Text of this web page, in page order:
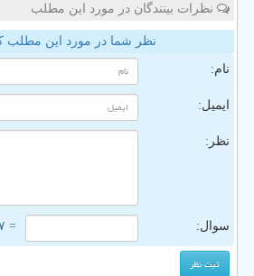
نظرات بینندگان در مورد این مطلب
نظر شما در مورد این مطلب
نام:
ایمیل:
نظر:
سوال: = ۷ بعلاوه ۲